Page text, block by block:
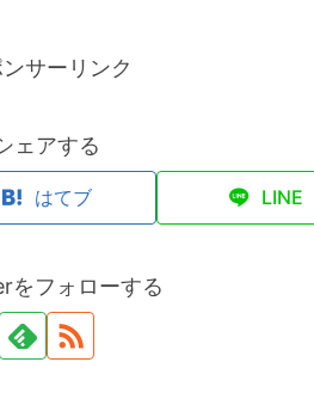
ンサーリンク
ェアする
はてブ LINE
をフォローする